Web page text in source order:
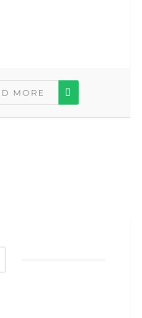
MORE